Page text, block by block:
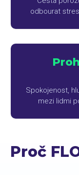
odbourat
Spokojenost,
mezi lidmi
Proč